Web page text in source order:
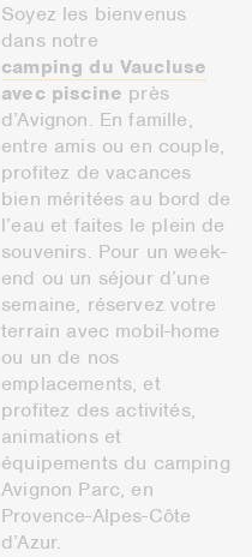
Soyez les bienvenus
dans notre
camping du Vaucluse
avec piscine près
d’Avignon. En famille,
entre amis ou en couple,
profitez de vacances
bien méritées au bord de
l’eau et faites le plein de
souvenirs. Pour un week-
end ou un séjour d’une
semaine, réservez votre
terrain avec mobil-home
ou un de nos
emplacements, et
profitez des activités,
animations et
équipements du camping
Avignon Parc, en
Provence-Alpes-Côte
d’Azur.